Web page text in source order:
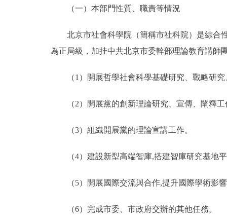
（一）本部門性質、職責等情況
北京市社會科學院（簡稱市社科院）是綜合性
為正局級，加挂中共北京市委幹部理論教育講師
（1）開展哲學社會科學基礎研究、戰略研究
（2）開展黨的創新理論研究、宣傳、闡釋工
（3）組織開展黨的理論宣講工作。
（4）建設新型高端智庫,搭建智庫研究基地
（5）開展國際交流與合作,提升國際學術影
（6）完成市委、市政府交辦的其他任務。